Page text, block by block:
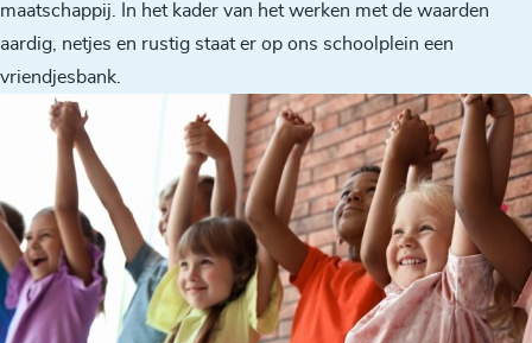
maatschappij. In het kader van het werken met de waarden
aardig, netjes en rustig staat er op ons schoolplein een
vriendjesbank.